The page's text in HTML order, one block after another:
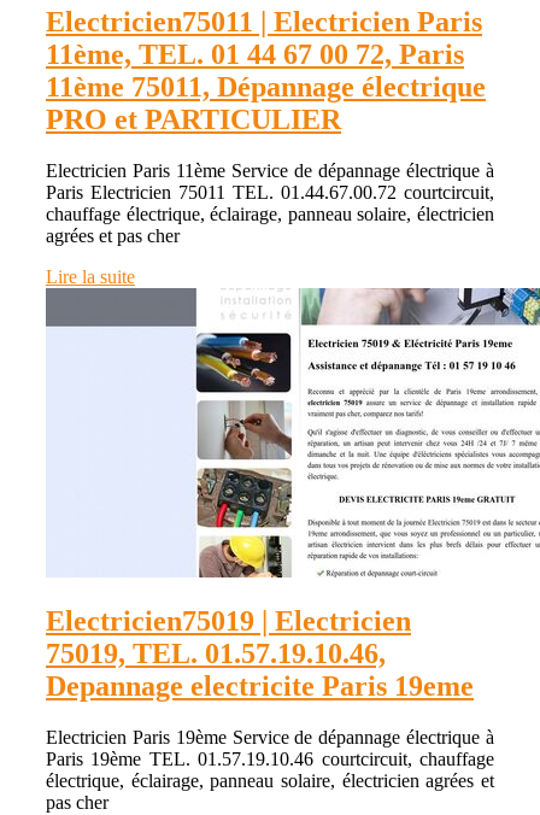
Electricien75011 | Electricien Paris
11ème, TEL. 01 44 67 00 72, Paris
11ème 75011, Dépannage électrique
PRO et PARTICULIER
Electricien Paris 11ème Service de dépannage électrique à
Paris Electricien 75011 TEL. 01.44.67.00.72 courtcircuit,
chauffage électrique, éclairage, panneau solaire, électricien
agrées et pas cher
Lire la suite
Electricien75019 | Electricien
75019, TEL. 01.57.19.10.46,
Depannage electricite Paris 19eme
Electricien Paris 19ème Service de dépannage électrique à
Paris 19ème TEL. 01.57.19.10.46 courtcircuit, chauffage
électrique, éclairage, panneau solaire, électricien agrées et
pas cher